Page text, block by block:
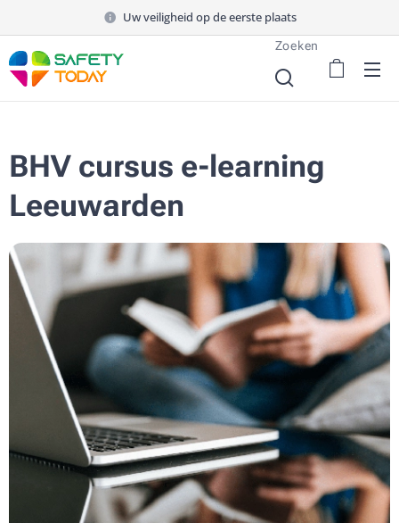
Uw veiligheid op de eerste plaats
Zoeken
BHV cursus e-learning
Leeuwarden